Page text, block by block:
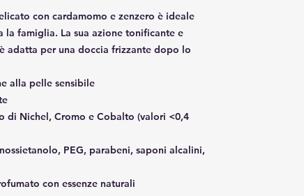
con cardamomo e zenzero è ideale
famiglia. La sua azione tonificante e
adatta per una doccia frizzante dopo lo
alla pelle sensibile
di Nichel, Cromo e Cobalto (valori <0,4
PEG, parabeni, saponi alcalini,
con essenze naturali